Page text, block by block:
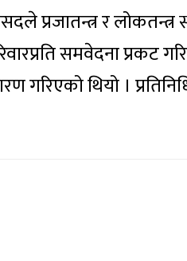
प्रजातन्त्र र
समवेदना प्रकट
गरिएको थियो ।